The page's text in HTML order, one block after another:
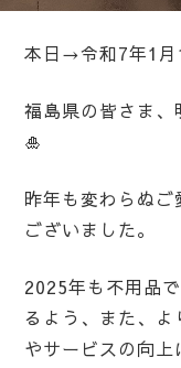
本日→令和7年1
福島県の皆さま
🎍
昨年も変わらぬ
ございました。
2025年も不用品
るよう、また、
やサービスの向